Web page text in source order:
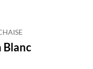
Blanc